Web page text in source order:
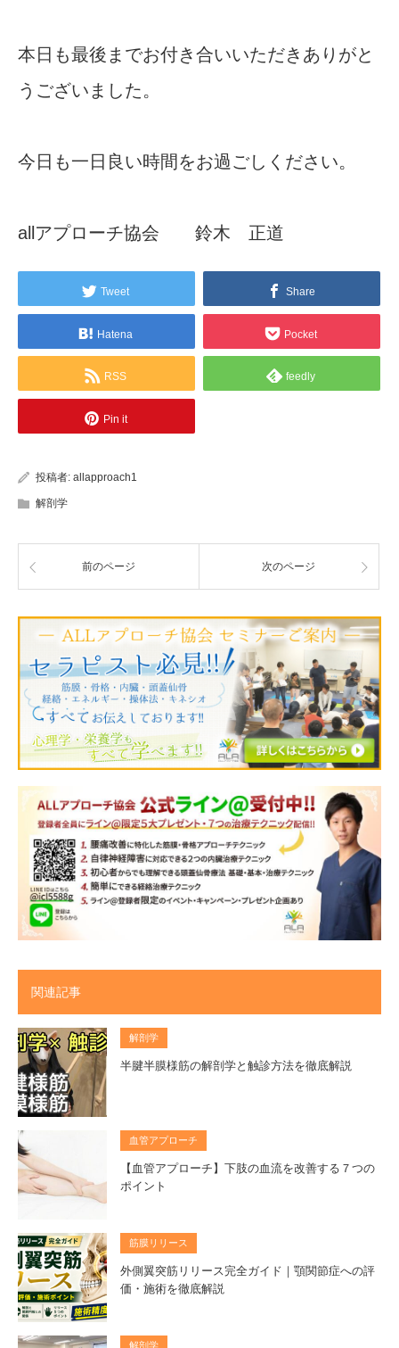
本日も最後までお付き合いいただきありがと
うございました。
今日も一日良い時間をお過ごしください。
allアプローチ協会 鈴木 正道
Tweet Share
Hatena Pocket
RSS feedly
Pin it
投稿者: allapproach1
解剖学
前のページ 次のページ
関連記事
解剖学
半腱半膜様筋の解剖学と触診方法を徹底解説
血管アプローチ
【血管アプローチ】下肢の血流を改善する７つの
ポイント
筋膜リリース
外側翼突筋リリース完全ガイド｜顎関節症への評
価・施術を徹底解説
解剖学